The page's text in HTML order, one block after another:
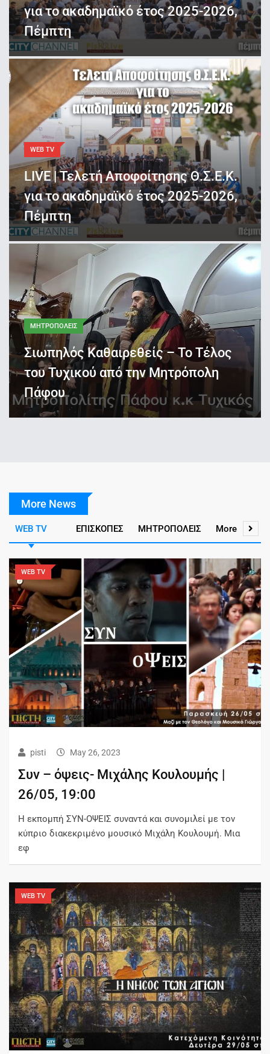
για το ακαδημαϊκό έτος 2025-2026,
Πέμπτη
WEB TV
LIVE | Τελετή Αποφοίτησης Θ.Σ.Ε.Κ.
για το ακαδημαϊκό έτος 2025-2026,
Πέμπτη
ΜΗΤΡΟΠΟΛΕΙΣ
Σιωπηλός Καθαιρεθείς – Το Τέλος
του Τυχικού από την Μητρόπολη
Πάφου
More News
WEB TV ΕΠΙΣΚΟΠΕΣ ΜΗΤΡΟΠΟΛΕΙΣ More
WEB TV
pisti May 26, 2023
Συν – όψεις- Μιχάλης Κουλουμής |
26/05, 19:00
Η εκπομπή ΣΥΝ-ΟΨΕΙΣ συναντά και συνομιλεί με τον
κύπριο διακεκριμένο μουσικό Μιχάλη Κουλουμή. Μια
εφ
WEB TV